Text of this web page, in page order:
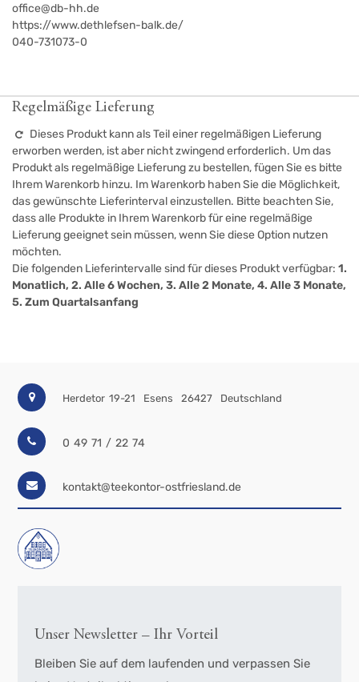
office@db-hh.de
https://www.dethlefsen-balk.de/
040-731073-0
Regelmäßige Lieferung
Dieses Produkt kann als Teil einer regelmäßigen Lieferung
erworben werden, ist aber nicht zwingend erforderlich. Um das
Produkt als regelmäßige Lieferung zu bestellen, fügen Sie es bitte
Ihrem Warenkorb hinzu. Im Warenkorb haben Sie die Möglichkeit,
das gewünschte Lieferinterval einzustellen. Bitte beachten Sie,
dass alle Produkte in Ihrem Warenkorb für eine regelmäßige
Lieferung geeignet sein müssen, wenn Sie diese Option nutzen
möchten.
Die folgenden Lieferintervalle sind für dieses Produkt verfügbar: 1.
Monatlich, 2. Alle 6 Wochen, 3. Alle 2 Monate, 4. Alle 3 Monate,
5. Zum Quartalsanfang
Herdetor 19-21 Esens 26427 Deutschland
0 49 71 / 22 74
kontakt@teekontor-ostfriesland.de
Unser Newsletter – Ihr Vorteil
Bleiben Sie auf dem laufenden und verpassen Sie